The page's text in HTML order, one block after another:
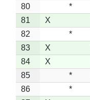
80
*
81
X
82
*
83
X
84
X
85
*
86
*